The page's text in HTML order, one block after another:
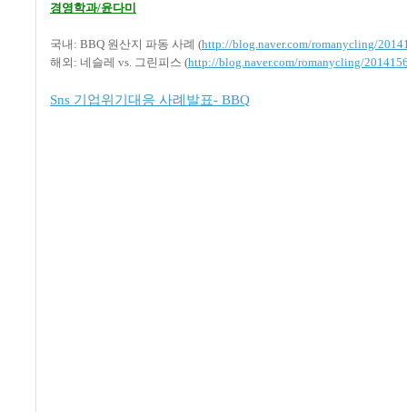
경영학과/윤다미
국내: BBQ 원산지 파동 사례 (http://blog.naver.com/romanycling/
해외: 네슬레 vs. 그린피스 (http://blog.naver.com/romanycling/
Sns 기업위기대응 사례발표- BBQ